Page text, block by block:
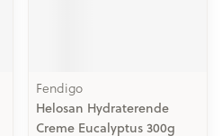
Fendigo
Helosan Hydraterende
Creme Eucalyptus 300g